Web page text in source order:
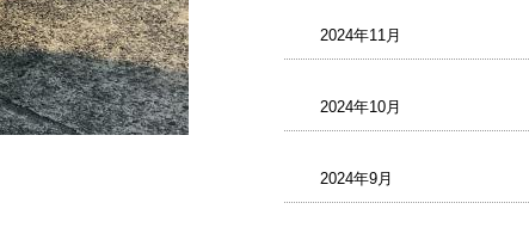
2024年11月
2024年10月
2024年9月